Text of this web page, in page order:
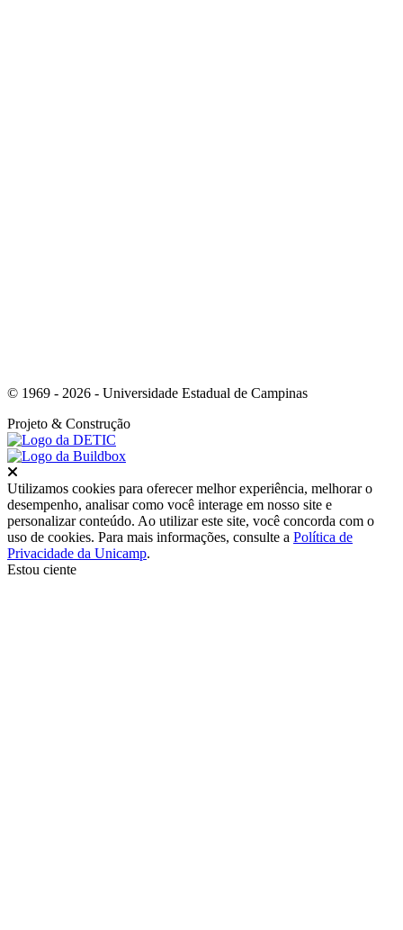
© 1969 - 2026 - Universidade Estadual de Campinas
Projeto & Construção
Utilizamos cookies para oferecer melhor experiência, melhorar o
desempenho, analisar como você interage em nosso site e
personalizar conteúdo. Ao utilizar este site, você concorda com o
uso de cookies. Para mais informações, consulte a Política de
Privacidade da Unicamp.
Estou ciente